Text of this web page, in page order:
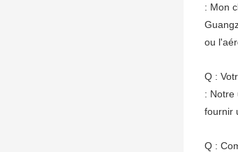
: Mon
ou
Q :
: Notre
fournir
Q :